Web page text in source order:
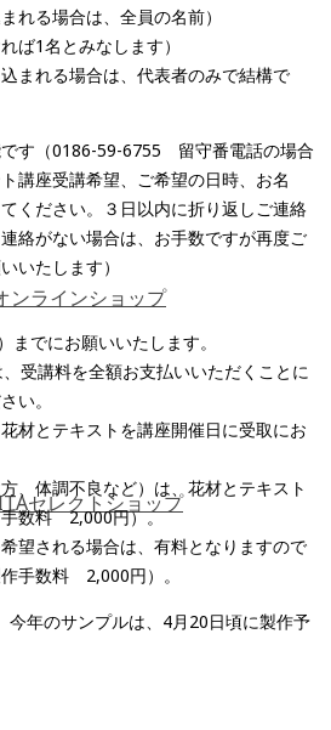
ンラインショップ
セレクトショップ
れる場合は、全員の名前）
ば1名とみなします）
まれる場合は、代表者のみで結構で
す（0186-59-6755 留守番電話の場合
講座受講希望、ご希望の日時、お名
ください。３日以内に折り返しご連絡
絡がない場合は、お手数ですが再度ご
いたします）
でにお願いいたします。
受講料を全額お支払いいただくことに
い。
材とテキストを講座開催日に受取にお
、体調不良など）は、花材とテキスト
手数料 2,000円）。
望される場合は、有料となりますので
手数料 2,000円）。
今年のサンプルは、4月20日頃に製作予